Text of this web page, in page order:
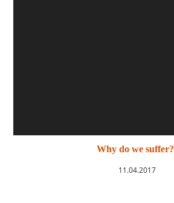
Why do we suffer?
11.04.2017